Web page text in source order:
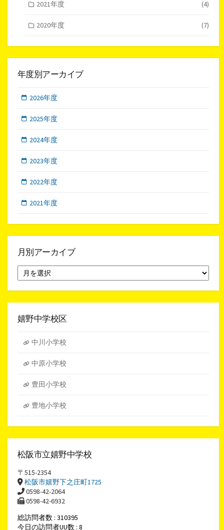
2021年度 (4)
2020年度 (7)
年度別アーカイブ
2026年度
2025年度
2024年度
2023年度
2022年度
2021年度
月別アーカイブ
別
ア
イ
嬉野中学校区
中川小学校
中原小学校
豊田小学校
豊地小学校
松阪市立嬉野中学校
〒515-2354
松阪市嬉野下之庄町1725
0598-42-2064
0598-42-6932
総訪問者数 : 310395
今日の訪問者UU数 : 8